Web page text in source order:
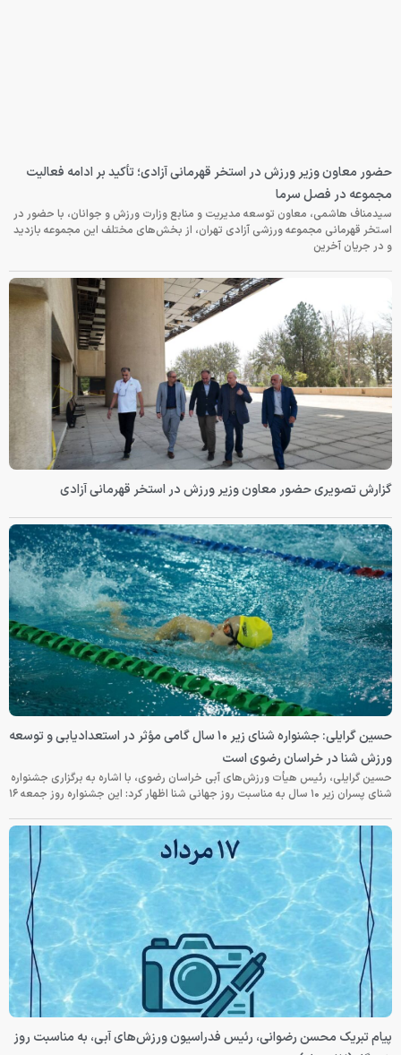
حضور معاون وزیر ورزش در استخر قهرمانی آزادی؛ تأکید بر ادامه فعالیت
مجموعه در فصل سرما
سیدمناف هاشمی، معاون توسعه مدیریت و منابع وزارت ورزش و جوانان، با حضور در
استخر قهرمانی مجموعه ورزشی آزادی تهران، از بخش‌های مختلف این مجموعه بازدید
و در جریان آخرین
گزارش تصویری حضور معاون وزیر ورزش در استخر قهرمانی آزادی
حسین گرایلی: جشنواره شنای زیر ۱۰ سال گامی مؤثر در استعدادیابی و توسعه
ورزش شنا در خراسان رضوی است
حسین گرایلی، رئیس هیأت ورزش‌های آبی خراسان رضوی، با اشاره به برگزاری جشنواره
شنای پسران زیر ۱۰ سال به مناسبت روز جهانی شنا اظهار کرد: این جشنواره روز جمعه‌ ۱۶
پیام تبریک محسن رضوانی، رئیس فدراسیون ورزش‌های آبی، به مناسبت روز